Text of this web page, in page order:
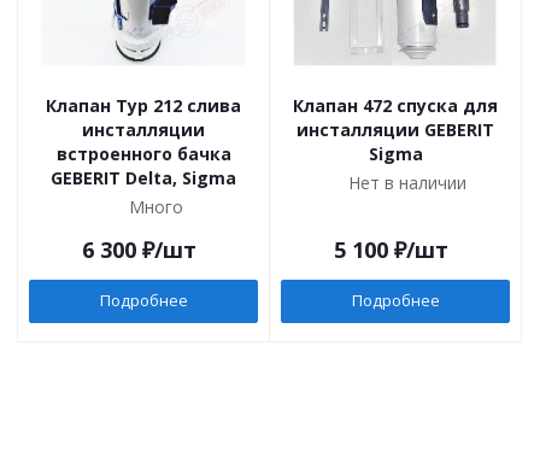
Клапан Typ 212 слива
инсталляции
встроенного бачка
GEBERIT Delta, Sigma
Много
6 300 ₽/шт
Подробнее
Клапан 472 спуска для
инсталляции GEBERIT
Sigma
Нет в наличии
5 100 ₽/шт
Подробнее